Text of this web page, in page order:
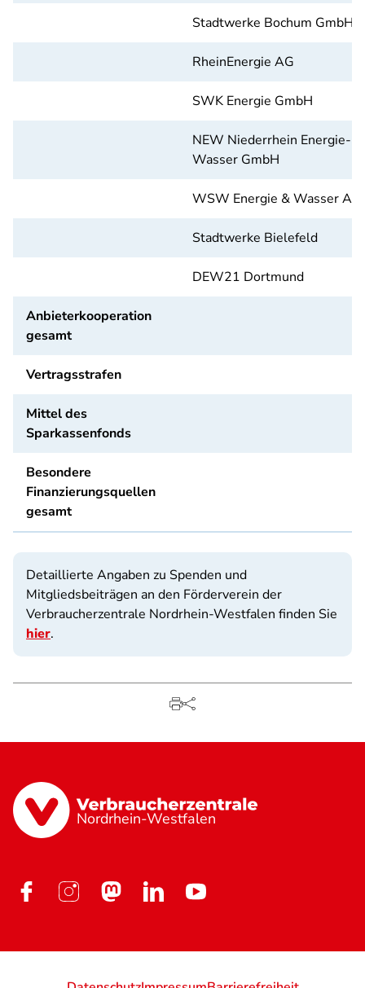
Stadtwerke Bochum GmbH
RheinEnergie AG
SWK Energie GmbH
NEW Niederrhein Energie- u.
Wasser GmbH
WSW Energie & Wasser AG
Stadtwerke Bielefeld
DEW21 Dortmund
Anbieterkooperation
gesamt
Vertragsstrafen
Mittel des
Sparkassenfonds
Besondere
Finanzierungsquellen
gesamt
Detaillierte Angaben zu Spenden und
Mitgliedsbeiträgen an den Förderverein der
Verbraucherzentrale Nordrhein-Westfalen finden Sie
hier.
Nordrhein-Westfalen